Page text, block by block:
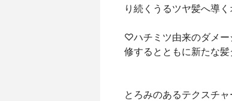
り続くうるツヤ髪へ導
♡ハチミツ由来のダメー
修するとともに新たな髪
とろみのあるテクスチ